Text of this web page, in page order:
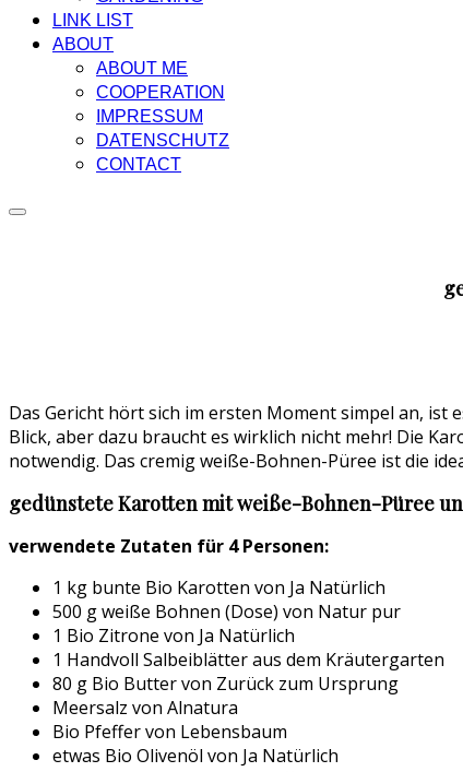
LINK LIST
ABOUT
ABOUT ME
COOPERATION
IMPRESSUM
DATENSCHUTZ
CONTACT
Das Gericht hört sich im ersten Moment simpel an, ist
Blick, aber dazu braucht es wirklich nicht mehr! Die
notwendig. Das cremig weiße-Bohnen-Püree ist die
gedünstete Karotten mit weiße-Bohnen-Püree
verwendete Zutaten für 4 Personen:
1 kg bunte Bio Karotten von Ja Natürlich
500 g weiße Bohnen (Dose) von Natur pur
1 Bio Zitrone von Ja Natürlich
1 Handvoll Salbeiblätter aus dem Kräutergarten
80 g Bio Butter von Zurück zum Ursprung
Meersalz von Alnatura
Bio Pfeffer von Lebensbaum
etwas Bio Olivenöl von Ja Natürlich